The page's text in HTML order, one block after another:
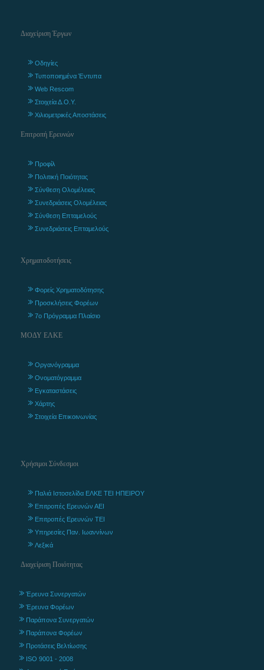
Διαχείριση Έργων
Οδηγίες
Τυποποιημένα Έντυπα
Web Rescom
Στοιχεία Δ.Ο.Υ.
Χιλιομετρικές Αποστάσεις
Επιτροπή Ερευνών
Προφίλ
Πολιτική Ποιότητας
Σύνθεση Ολομέλειας
Συνεδριάσεις Ολομέλειας
Σύνθεση Επταμελούς
Συνεδριάσεις Επταμελούς
Χρηματοδοτήσεις
Φορείς Χρηματοδότησης
Προσκλήσεις Φορέων
7ο Πρόγραμμα Πλαίσιο
ΜΟΔΥ ΕΛΚΕ
Οργανόγραμμα
Ονοματόγραμμα
Εγκαταστάσεις
Χάρτης
Στοιχεία Επικοινωνίας
Χρήσιμοι Σύνδεσμοι
Παλιά Ιστοσελίδα ΕΛΚΕ ΤΕΙ ΗΠΕΙΡΟΥ
Επιτροπές Ερευνών ΑΕΙ
Επιτροπές Ερευνών ΤΕΙ
Υπηρεσίες Παν. Ιωαννίνων
Λεξικά
Διαχείριση Ποιότητας
Έρευνα Συνεργατών
Έρευνα Φορέων
Παράπονα Συνεργατών
Παράπονα Φορέων
Προτάσεις Βελτίωσης
ISO 9001 - 2008